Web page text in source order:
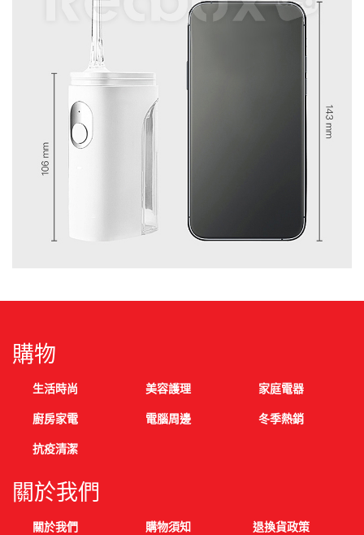
購物
生活時尚 美容護理
家庭電器
廚房家電
電腦周邊
冬季熱銷
抗疫清潔
關於我們
關於我們 購物須知 退換貨政策